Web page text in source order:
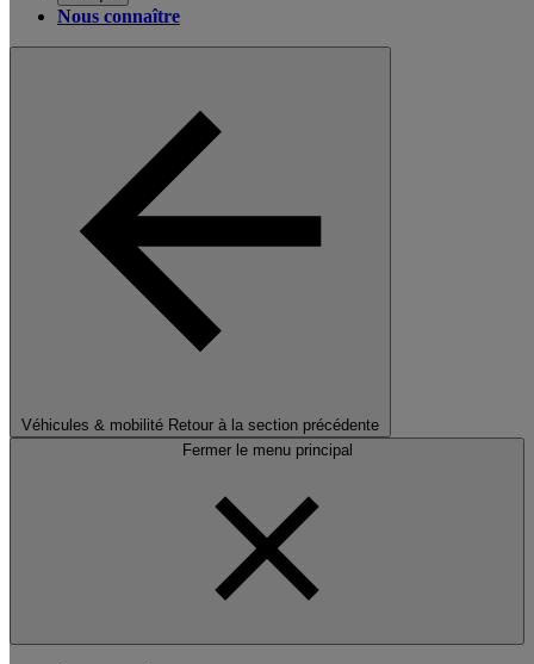
Nous connaître
Véhicules & mobilité Retour à la section précédente
Fermer le menu principal